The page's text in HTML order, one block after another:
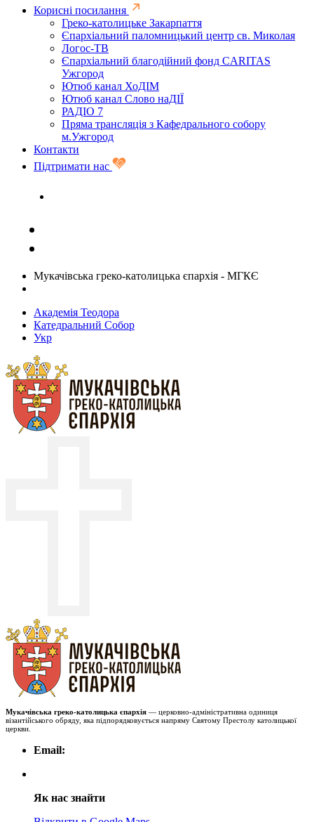
Корисні посилання
Греко-католицьке Закарпаття
Єпархіальний паломницький центр св. Миколая
Логос-ТВ
Єпархіальний благодійний фонд CARITAS
Ужгород
Ютюб канал ХоДІМ
Ютюб канал Слово наДІЇ
РАДІО 7
Пряма трансляція з Кафедрального собору
м.Ужгород
Контакти
Підтримати нас
Мукачівська греко-католицька єпархія - МГКЄ
Академія Теодора
Катедральний Собор
Укр
Мукачівська греко-католицька єпархія — церковно-адміністративна одиниця
візантійського обряду, яка підпорядковується напряму Святому Престолу католицької
церкви.
Email:
Як нас знайти